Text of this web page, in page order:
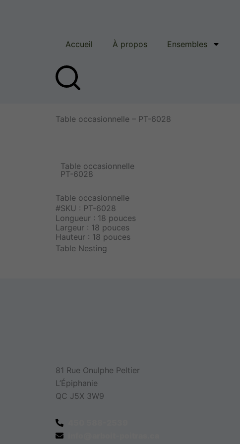
Accueil
À propos Ensembles
Table occasionnelle – PT-6028
Table occasionnelle
PT-6028
Table occasionnelle
#SKU : PT-6028
Longueur : 18 pouces
Largeur : 18 pouces
Hauteur : 18 pouces
Table Nesting
81 Rue Onulphe Peltier
L’Épiphanie
QC J5X 3W9